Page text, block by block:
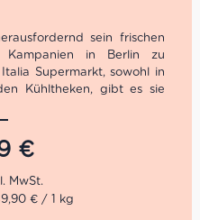
sein frischen
in Berlin zu
Supermarkt, sowohl in
Kühltheken, gibt es sie
Filata Käse verfügen
Käse-Spezialität
€
€ / 1 kg